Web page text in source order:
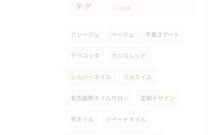
タグ Tags
グレージュ ベージュ 手書きアート
テラコッタ カシスレッド
シルバーネイル ラメネイル
名古屋駅ネイルサロン 定額デザイン
秋ネイル ツイードネイル